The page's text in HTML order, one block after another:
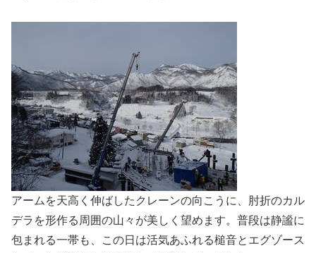
アームを天高く伸ばしたクレーンの向こうに、肘折のカル
デラを形作る周囲の山々が美しく望めます。普段は静謐に
包まれる一帯も、この日は活気あふれる槌音とエグゾース